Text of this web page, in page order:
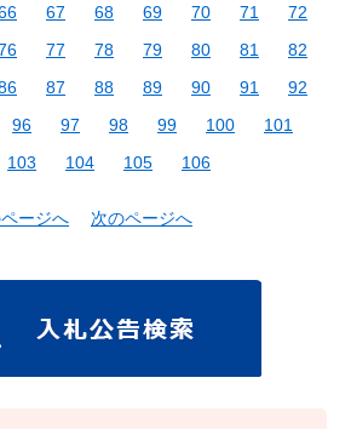
67 68 69 70 71
72
77 78 79 80 81
82
87 88 89 90 91
92
96 97 98 99 100
101
103 104 105 106
ージへ 次のページへ